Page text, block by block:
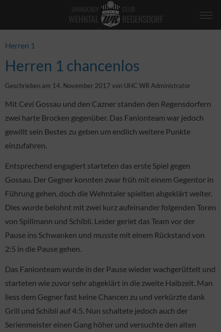
Herren 1
Herren 1 chancenlos
Geschrieben am 14. November 2017 von UHC WR Administrator
Mit Cevi Gossau und den Cazner standen den Regensdorfern
zwei harte Brocken gegenüber. Das Fanionteam war jedoch
gewillt sein Bestes zu geben um endlich weitere Punkte
einzufahren.
Entsprechend engagiert starteten das erste Spiel gegen
Gossau. Der Gegner konnten zwar früh mit einem Gegentor in
Führung gehen, doch die Wehntaler spielten abgeklärt weiter.
Dies wurde belohnt mit zwei kurz aufeinander folgenden Toren
von Spillmann und Schibli. Leider geriet das Team vor der
Pause ins Schwanken und musste mit einem Rückstand von
2:5 in die Pause gehen.
Das Fanionteam wurde in der Pause wieder wachgerüttelt und
starteten wie zuvor sehr abgeklärt in die zweite Halbzeit. Man
liess dem Gegner fast keine Chancen zu und verkürzte dank
Grill und Schibli auf 4:5. Nun schaltete jedoch auch der
Serienmeister einen Gang höher und versuchte den alten